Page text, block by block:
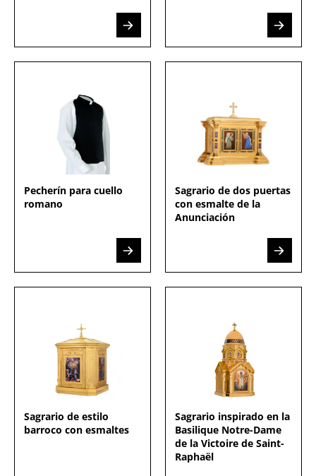
Pecherín para cuello
romano
Sagrario de dos puertas
con esmalte de la
Anunciación
Sagrario de estilo
barroco con esmaltes
Sagrario inspirado en la
Basilique Notre-Dame
de la Victoire de Saint-
Raphaël